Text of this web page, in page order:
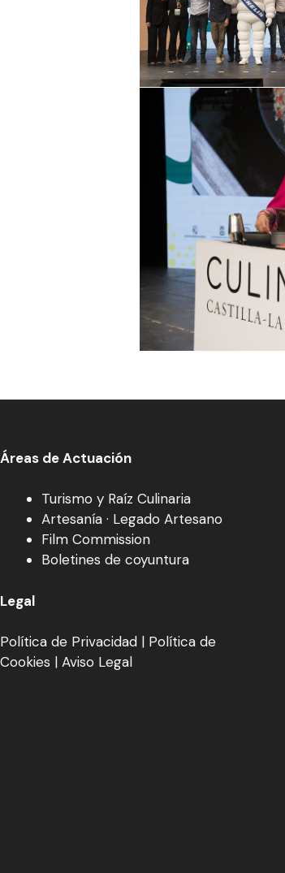
Áreas de Actuación
Turismo y Raíz Culinaria
Artesanía · Legado Artesano
Film Commission
Boletines de coyuntura
Legal
Política de Privacidad | Política de
Cookies | Aviso Legal